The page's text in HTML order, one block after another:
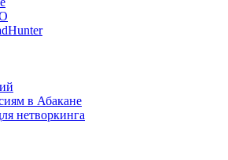
в Абакане
нетворкинга